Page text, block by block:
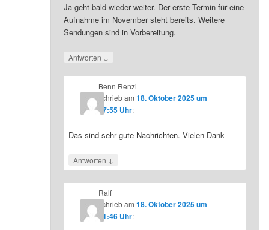
Ja geht bald wieder weiter. Der erste Termin für eine
Aufnahme im November steht bereits. Weitere
Sendungen sind in Vorbereitung.
Antworten ↓
Benn Renzi
schriebam 18. Oktober 2025 um
07:55 Uhr:
Das sind sehr gute Nachrichten. Vielen Dank
Antworten ↓
Ralf
schriebam 18. Oktober 2025 um
21:46 Uhr: